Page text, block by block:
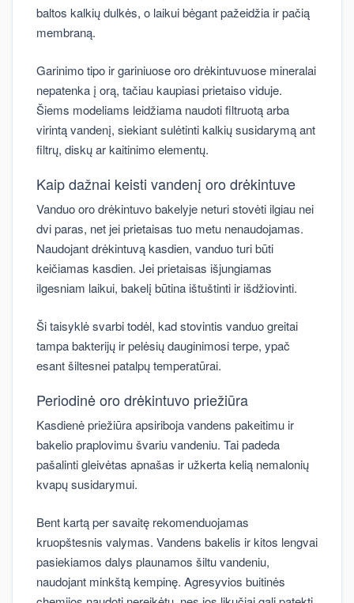
baltos kalkių dulkės, o laikui bėgant pažeidžia ir pačią
membraną.
Garinimo tipo ir gariniuose oro drėkintuvuose mineralai
nepatenka į orą, tačiau kaupiasi prietaiso viduje.
Šiems modeliams leidžiama naudoti filtruotą arba
virintą vandenį, siekiant sulėtinti kalkių susidarymą ant
filtrų, diskų ar kaitinimo elementų.
Kaip dažnai keisti vandenį oro drėkintuve
Vanduo oro drėkintuvo bakelyje neturi stovėti ilgiau nei
dvi paras, net jei prietaisas tuo metu nenaudojamas.
Naudojant drėkintuvą kasdien, vanduo turi būti
keičiamas kasdien. Jei prietaisas išjungiamas
ilgesniam laikui, bakelį būtina ištuštinti ir išdžiovinti.
Ši taisyklė svarbi todėl, kad stovintis vanduo greitai
tampa bakterijų ir pelėsių dauginimosi terpe, ypač
esant šiltesnei patalpų temperatūrai.
Periodinė oro drėkintuvo priežiūra
Kasdienė priežiūra apsiriboja vandens pakeitimu ir
bakelio praplovimu švariu vandeniu. Tai padeda
pašalinti gleivėtas apnašas ir užkerta kelią nemalonių
kvapų susidarymui.
Bent kartą per savaitę rekomenduojamas
kruopštesnis valymas. Vandens bakelis ir kitos lengvai
pasiekiamos dalys plaunamos šiltu vandeniu,
naudojant minkštą kempinę. Agresyvios buitinės